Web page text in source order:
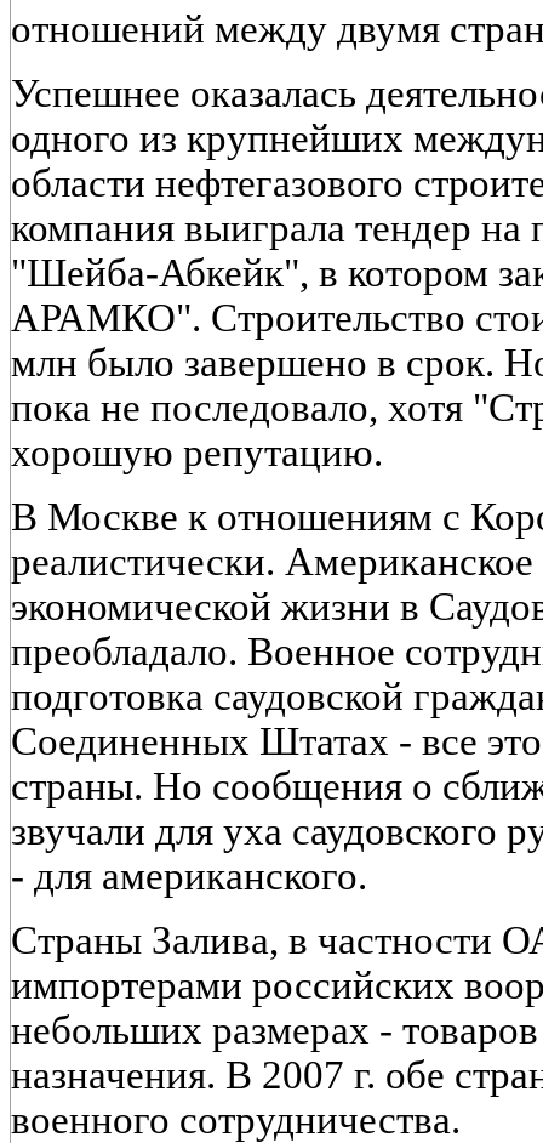
отношений между двумя
Успешнее оказалась
одного из крупнейших
области нефтегазового
компания выиграла тендер на
"Шейба-Абкейк", в котором
АРАМКО". Строительство
млн было завершено в срок.
пока не последовало, хотя
хорошую репутацию.
В Москве к отношениям с
реалистически.
экономической жизни в
преобладало. Военное
подготовка саудовской
Соединенных Штатах - все
страны. Но сообщения о
звучали для уха саудовского
- для американского.
Страны Залива, в частности
импортерами российских
небольших размерах -
назначения. В 2007 г. обе
военного сотрудничества.